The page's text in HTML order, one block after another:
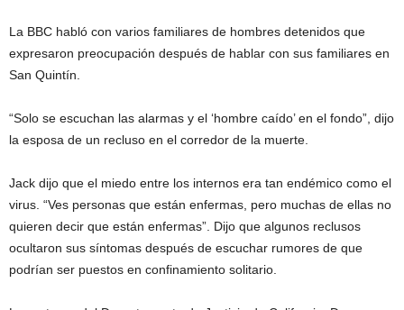
La BBC habló con varios familiares de hombres detenidos que
expresaron preocupación después de hablar con sus familiares en
San Quintín.
“Solo se escuchan las alarmas y el ‘hombre caído’ en el fondo”, dijo
la esposa de un recluso en el corredor de la muerte.
Jack dijo que el miedo entre los internos era tan endémico como el
virus. “Ves personas que están enfermas, pero muchas de ellas no
quieren decir que están enfermas”. Dijo que algunos reclusos
ocultaron sus síntomas después de escuchar rumores de que
podrían ser puestos en confinamiento solitario.